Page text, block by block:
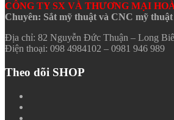
CÔNG TY SX VÀ THƯƠNG MẠI
Chuyên: Sắt mỹ thuật và CNC mỹ thuật
Địa chỉ: 82 Nguyễn Đức Thuận – Long
Điện thoại: 098 4984102 – 0981 946 989
Theo dõi SHOP